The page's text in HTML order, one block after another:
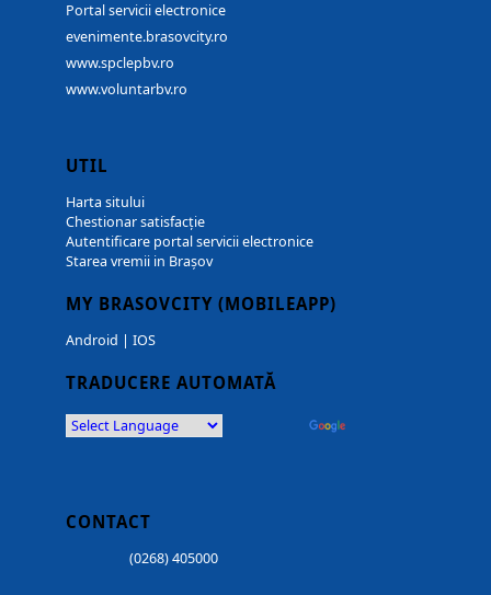
Portal servicii electronice
evenimente.brasovcity.ro
www.spclepbv.ro
www.voluntarbv.ro
UTIL
Harta sitului
Chestionar satisfacție
Autentificare portal servicii electronice
Starea vremii in Brașov
MY BRASOVCITY (MOBILEAPP)
Android | IOS
TRADUCERE AUTOMATĂ
CONTACT
(0268) 405000